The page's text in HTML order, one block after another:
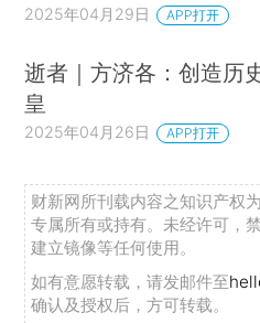
2025年04月29日 APP打开
逝者｜方济各：创造历
皇
2025年04月26日 APP打开
财新网所刊载内容之知识产权
专属所有或持有。未经许可，
建立镜像等任何使用。
如有意愿转载，请发邮件至
确认及授权后，方可转载。